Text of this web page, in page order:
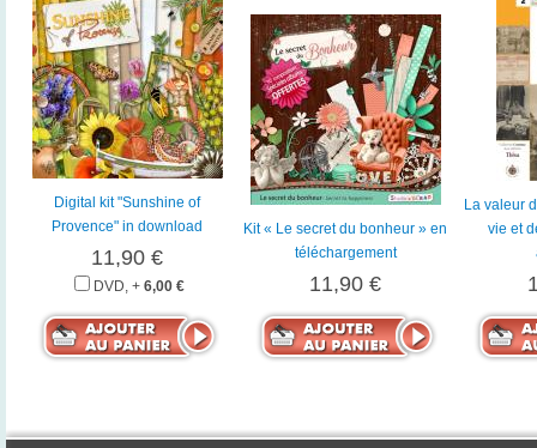
Digital kit "Sunshine of
Provence" in download
11,90 €
DVD, + 6,00 €
Kit « Le secret du bonheur » en
téléchargement
11,90 €
La valeur
vie et